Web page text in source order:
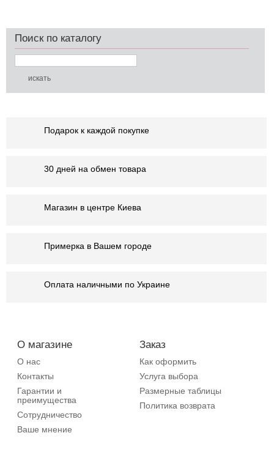
Поиск по каталогу
Подарок к каждой покупке
30 дней на обмен товара
Магазин в центре Киева
Примерка в Вашем городе
Оплата наличными по Украине
О магазине
О нас
Контакты
Гарантии и
преимущества
Сотрудничество
Ваше мнение
Заказ
Как оформить
Услуга выбора
Размерные таблицы
Политика возврата